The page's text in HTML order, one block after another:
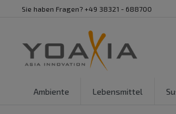
Sie haben Fragen? +49 38321 - 688700
Ambiente Lebensmittel